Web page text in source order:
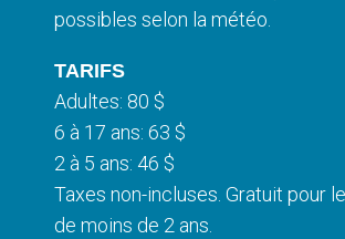
possibles selon la météo.
TARIFS
Adultes: 80 $
6 à 17 ans: 63 $
2 à 5 ans: 46 $
Taxes non-incluses. Gratuit pour
de moins de 2 ans.